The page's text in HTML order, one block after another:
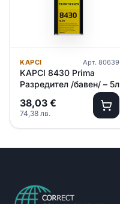
KAPCI Арт. 80639
KAPCI 8430 Prima
Разредител /бавен/ – 5л
38,03 €
74,38 лв.